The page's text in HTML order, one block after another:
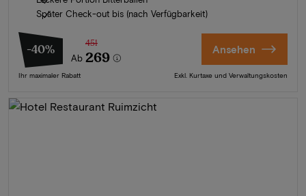
Später Check-out bis (nach Verfügbarkeit)
-40%
Ab
451
269
Ihr maximaler Rabatt
Ansehen
Exkl. Kurtaxe und Verwaltungskosten